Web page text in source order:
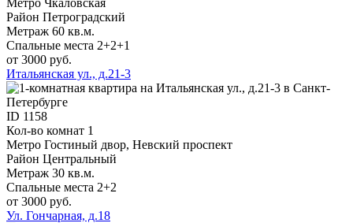
Район Петроградский
Метраж 60 кв.м.
Спальные места 2+2+1
от 3000 руб.
Итальянская ул., д.21-3
ID 1158
Кол-во комнат 1
Метро Гостиный двор, Невский проспект
Район Центральный
Метраж 30 кв.м.
Спальные места 2+2
от 3000 руб.
Ул. Гончарная, д.18